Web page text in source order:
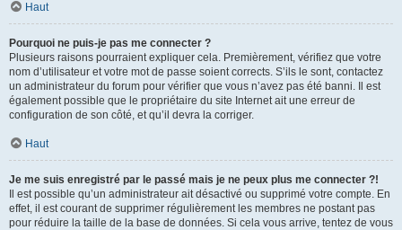
Haut
Pourquoi ne puis-je pas me connecter ?
Plusieurs raisons pourraient expliquer cela. Premièrement, vérifiez que votre
nom d’utilisateur et votre mot de passe soient corrects. S’ils le sont, contactez
un administrateur du forum pour vérifier que vous n’avez pas été banni. Il est
également possible que le propriétaire du site Internet ait une erreur de
configuration de son côté, et qu’il devra la corriger.
Haut
Je me suis enregistré par le passé mais je ne peux plus me connecter ?!
Il est possible qu’un administrateur ait désactivé ou supprimé votre compte. En
effet, il est courant de supprimer régulièrement les membres ne postant pas
pour réduire la taille de la base de données. Si cela vous arrive, tentez de vous